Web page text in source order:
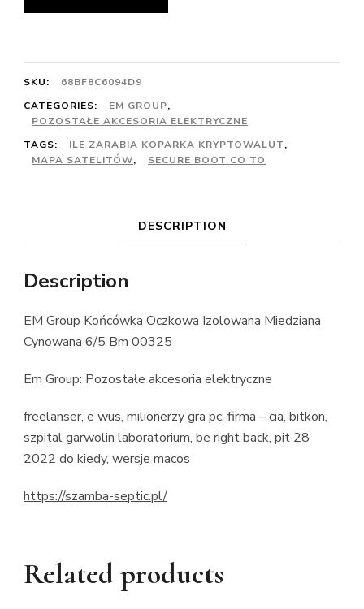
SKU:
68BF8C6094D9
CATEGORIES:
EM GROUP,
POZOSTAŁE AKCESORIA ELEKTRYCZNE
TAGS:
ILE ZARABIA KOPARKA KRYPTOWALUT,
MAPA SATELITÓW, SECURE BOOT CO TO
DESCRIPTION
Description
EM Group Końcówka Oczkowa Izolowana Miedziana
Cynowana 6/5 Bm 00325
Em Group: Pozostałe akcesoria elektryczne
freelanser, e wus, milionerzy gra pc, firma – cia, bitkon,
szpital garwolin laboratorium, be right back, pit 28
2022 do kiedy, wersje macos
https://szamba-septic.pl/
Related products